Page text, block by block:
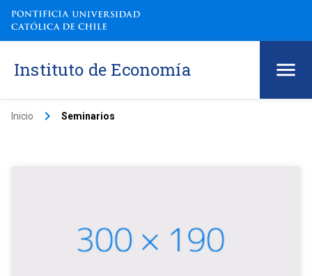
Instituto de Economía
Inicio keyboard_arrow_right Seminarios